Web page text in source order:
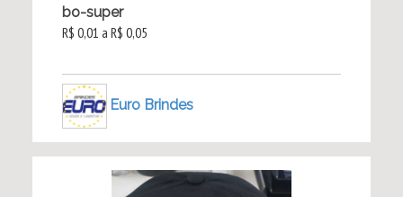
bo-super
R$ 0,01 a R$ 0,05
Euro Brindes